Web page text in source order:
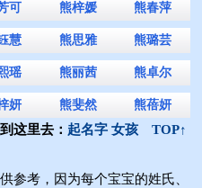
可 熊梓媛 熊春萍
慧 熊思雅 熊璐芸
瑶 熊丽茜 熊卓尔
妍 熊斐然 熊蓓妍
这里去： 起名字 女孩 TOP↑
参考，因为每个宝宝的姓氏、